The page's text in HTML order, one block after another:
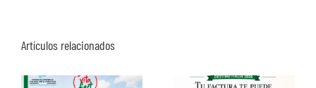
Artículos relacionados